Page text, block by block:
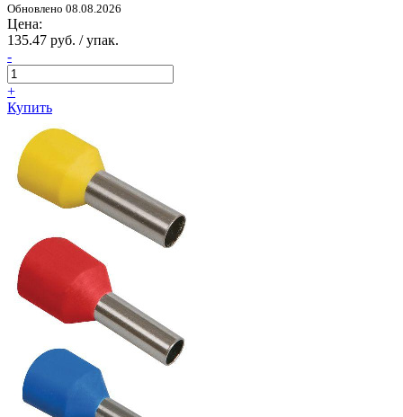
Обновлено 08.08.2026
Цена:
135.47 руб. / упак.
-
+
Купить